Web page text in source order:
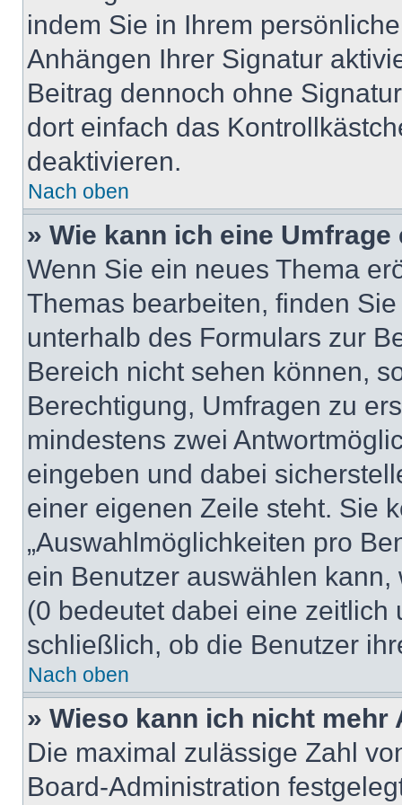
indem Sie in Ihrem
Anhängen Ihrer Signatur
Beitrag dennoch ohne
dort einfach das
deaktivieren.
Nach oben
» Wie kann ich eine
Wenn Sie ein neues Thema
Themas bearbeiten, finden
unterhalb des Formulars zur
Bereich nicht sehen können,
Berechtigung, Umfragen zu
mindestens zwei
eingeben und dabei
einer eigenen Zeile steht. Sie
„Auswahlmöglichkeiten pro
ein Benutzer auswählen
(0 bedeutet dabei eine
schließlich, ob die Benutzer
Nach oben
» Wieso kann ich nicht
Die maximal zulässige Zahl
Board-Administration